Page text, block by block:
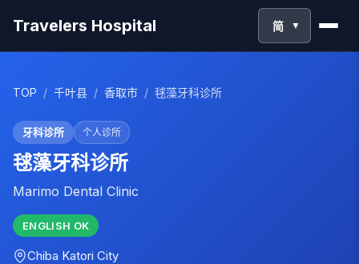
Travelers Hospital 简 ▼
TOP / 千叶县 / 香取市 / 毬藻牙科诊所
牙科诊所 个人诊所
毬藻牙科诊所
Marimo Dental Clinic
ENGLISH OK
Chiba Katori City